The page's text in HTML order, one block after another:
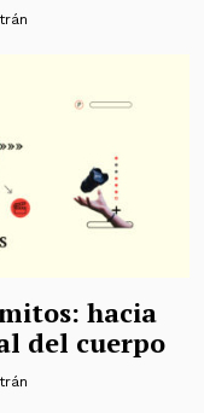
hacia
del cuerpo